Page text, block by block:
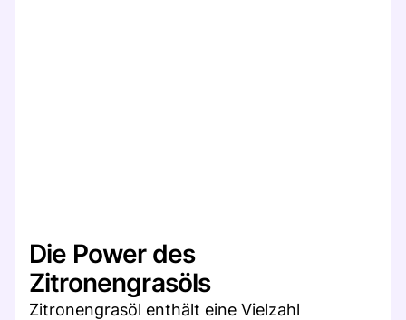
Die Power des
Zitronengrasöls
Zitronengrasöl enthält eine Vielzahl